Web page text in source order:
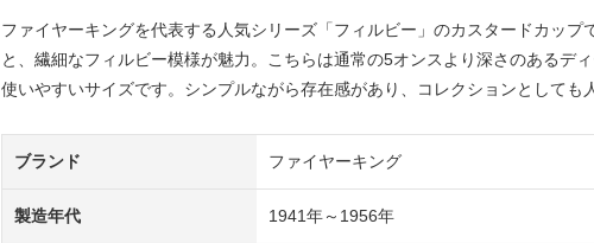
ファイヤーキングを代表する人気シリーズ「フィルビー」のカスタードカッ
と、繊細なフィルビー模様が魅力。こちらは通常の5オンスより深さのあるデ
使いやすいサイズです。シンプルながら存在感があり、コレクションとしても
ブランド ファイヤーキング
製造年代 1941年～1956年